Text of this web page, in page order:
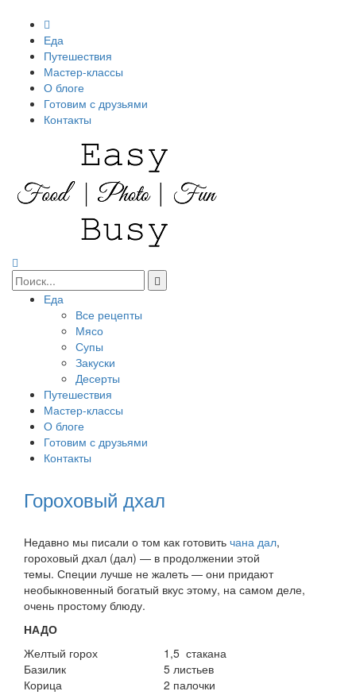
Еда
Путешествия
Мастер-классы
О блоге
Готовим с друзьями
Контакты
Еда
Все рецепты
Мясо
Супы
Закуски
Десерты
Путешествия
Мастер-классы
О блоге
Готовим с друзьями
Контакты
Гороховый дхал
Недавно мы писали о том как готовить чана дал,
гороховый дхал (дал) — в продолжении этой
темы. Специи лучше не жалеть — они придают
необыкновенный богатый вкус этому, на самом деле,
очень простому блюду.
НАДО
Желтый горох
1,5 стакана
Базилик
5 листьев
Корица
2 палочки